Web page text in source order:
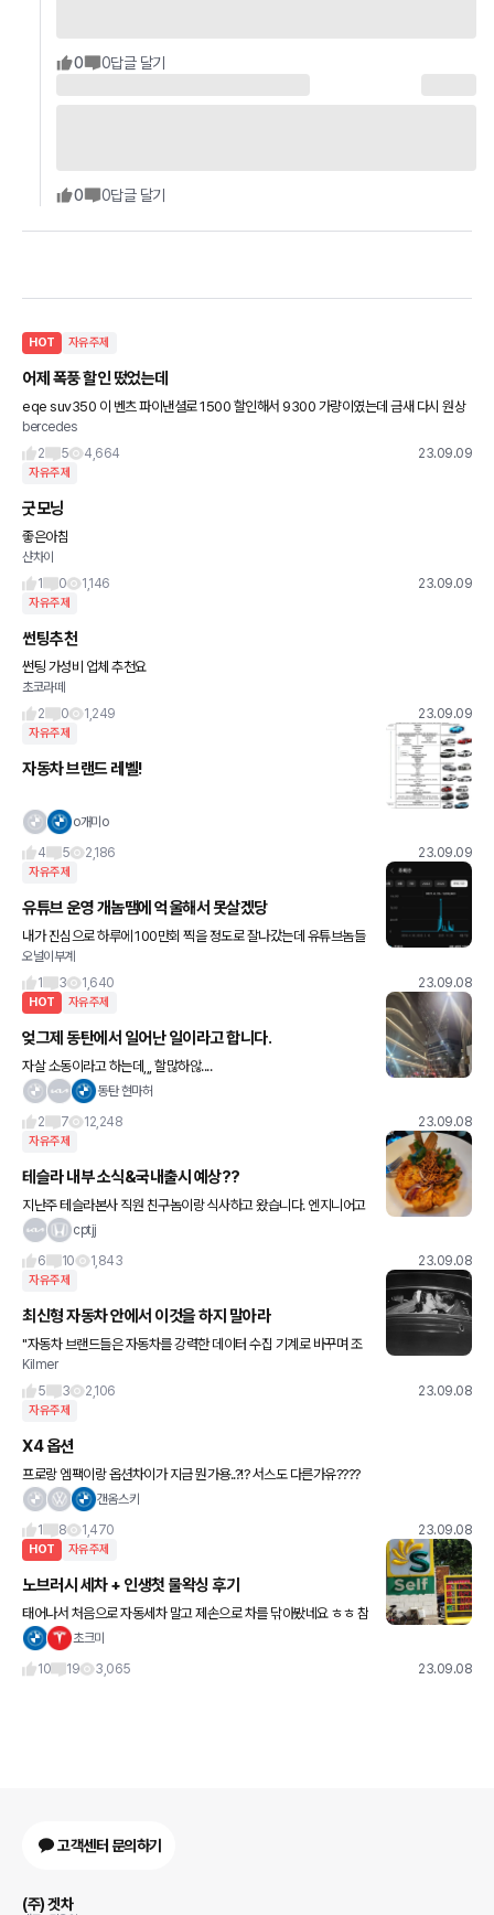
0 0답글 달기
0 0답글 달기
HOT 자유주제
어제 폭풍 할인 떴었는데
eqe suv350 이 벤츠 파이낸셜로 1500 할인해서 9300 가량이였는데 금새 다시 원상
됐네요 ㅜㅜ 오류였던건지 이렇게 24시간도 안되서 할인가가 다시 바뀌기도 하나요?
bercedes
2
5 4,664 23.09.09
자유주제
굿모닝
좋은아침
샨차이
1
0 1,146 23.09.09
자유주제
썬팅추천
썬팅 가성비 업체 추천요
초코라떼
2
0 1,249 23.09.09
자유주제
자동차 브랜드 레벨!
o개미o
4
5 2,186 23.09.09
자유주제
유튜브 운영 개놈땜에 억울해서 못살겠당
내가 진심으로 하루에 100만회 찍을 정도로 잘나갔는데 유튜브놈들
이 나 죽여놓아서 이제는 영상경로에 피드노출은 일도 없고 오로지
검색으로만 ㅋㅋㅋㅋ 진짜 개같네
오널이부계
1
3 1,640 23.09.08
HOT 자유주제
엊그제 동탄에서 일어난 일이라고 합니다.
자살 소동이라고 하는데,,, 할많하않....
동탄 현마허
2
7 12,248 23.09.08
자유주제
테슬라 내부 소식&국내출시 예상??
지난주 테슬라본사 직원 친구놈이랑 식사하고 왔습니다. 엔지니어고
모델 S&X에 참여했다고 하네요. 전 비 자동차& 비 공대 출신이라 이
cptjj
6
10 1,843 23.09.08
자유주제
최신형 자동차 안에서 이것을 하지 말아라
"자동차 브랜드들은 자동차를 강력한 데이터 수집 기계로 바꾸며 조
용히 데이터 사업에 뛰어들었다. 자동차 업체들이 수집하는 정보는
운전 속도, 목적지 등 운행 정보는 물론 차 안에서 듣는 음악, 의
Kilmer
5
3 2,106 23.09.08
자유주제
X4 옵션
프로랑 엠팩이랑 옵션차이가 지금 뭔가용..?!? 서스도 다른가유????
갠옴스키
1
8 1,470 23.09.08
HOT 자유주제
노브러시 세차 + 인생첫 물왁싱 후기
태어나서 처음으로 자동세차 말고 제손으로 차를 닦아봤네요 ㅎㅎ 참
고로 전 귀차니즘 x500% 로 이전 X3도 All 자동세차를 돌렸었고,
초크미
10
19 3,065 23.09.08
고객센터 문의하기
(주) 겟차